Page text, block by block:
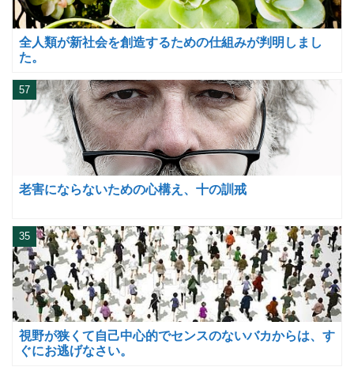
全人類が新社会を創造するための仕組みが判明しまし
た。
老害にならないための心構え、十の訓戒
57
視野が狭くて自己中心的でセンスのないバカからは、す
ぐにお逃げなさい。
35